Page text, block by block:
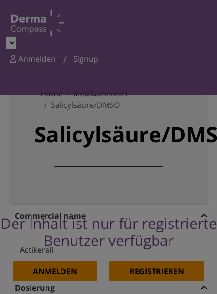
Anmelden Signup
Home
Medikamenten
Salicylsäure/DMSO
Salicylsäure/
Der Inhalt ist nur für registrierte
Benutzer verfügbar
ANMELDEN REGISTRIEREN
Commercial name
Actikerall
Dosierung